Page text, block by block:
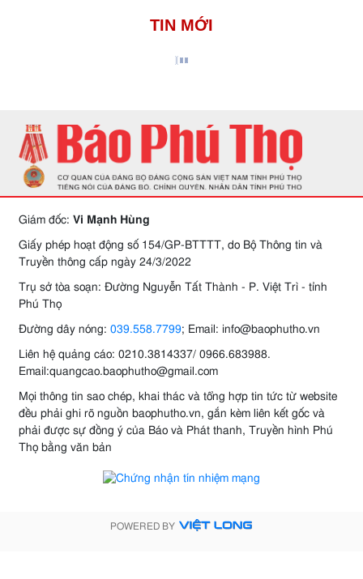
TIN MỚI
Giám đốc: Vi Mạnh Hùng
Giấy phép hoạt động số 154/GP-BTTTT, do Bộ Thông tin và
Truyền thông cấp ngày 24/3/2022
Trụ sở tòa soạn: Đường Nguyễn Tất Thành - P. Việt Trì - tỉnh
Phú Thọ
Đường dây nóng: 039.558.7799; Email: info@baophutho.vn
Liên hệ quảng cáo: 0210.3814337/ 0966.683988.
Email:quangcao.baophutho@gmail.com
Mọi thông tin sao chép, khai thác và tổng hợp tin tức từ website
đều phải ghi rõ nguồn baophutho.vn, gắn kèm liên kết gốc và
phải được sự đồng ý của Báo và Phát thanh, Truyền hình Phú
Thọ bằng văn bản
POWERED BY